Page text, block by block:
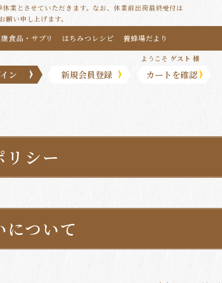
業とさせていただきます。なお、休業前出荷最終受付は
い申し上げます。
食品・サプリ はちみつレシピ 養蜂場だより
ようこそゲスト 様
ン 新規会員登録 カートを確認
リシー
ついて